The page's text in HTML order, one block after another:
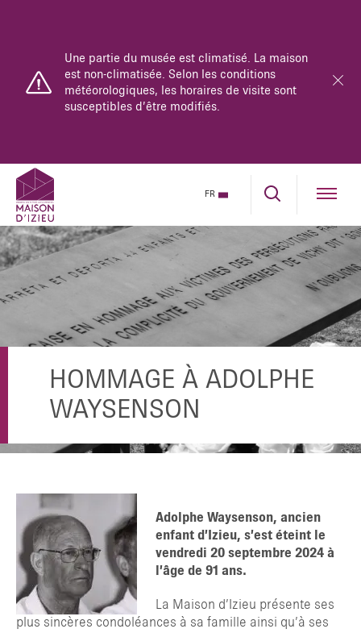
Le musée-mémorial est ouvert du lundi au
dimanche de 10h à 18h.
La maison se parcourt uniquement en visite
FR
HOMMAGE À ADOLPHE
WAYSENSON
Adolphe Waysenson, ancien
enfant d’Izieu, s’est éteint le
vendredi 20 septembre 2024 à
l’âge de 91 ans.
La Maison d’Izieu présente ses
plus sincères condoléances à sa famille ainsi qu’à ses